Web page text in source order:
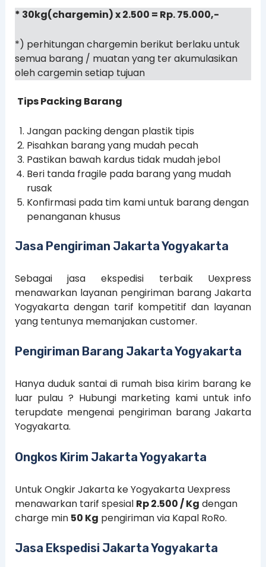
* 30kg(chargemin) x 2.500 = Rp. 75.000,-
*) perhitungan chargemin berikut berlaku untuk
semua barang / muatan yang ter akumulasikan
oleh cargemin setiap tujuan
Tips Packing Barang
Jangan packing dengan plastik tipis
Pisahkan barang yang mudah pecah
Pastikan bawah kardus tidak mudah jebol
Beri tanda fragile pada barang yang mudah
rusak
Konfirmasi pada tim kami untuk barang dengan
penanganan khusus
Jasa Pengiriman Jakarta Yogyakarta
Sebagai jasa ekspedisi terbaik Uexpress
menawarkan layanan pengiriman barang Jakarta
Yogyakarta dengan tarif kompetitif dan layanan
yang tentunya memanjakan customer.
Pengiriman Barang Jakarta Yogyakarta
Hanya duduk santai di rumah bisa kirim barang ke
luar pulau ? Hubungi marketing kami untuk info
terupdate mengenai pengiriman barang Jakarta
Yogyakarta.
Ongkos Kirim Jakarta Yogyakarta
Untuk Ongkir Jakarta ke Yogyakarta Uexpress
menawarkan tarif spesial Rp 2.500 / Kg dengan
charge min 50 Kg pengiriman via Kapal RoRo.
Jasa Ekspedisi Jakarta Yogyakarta